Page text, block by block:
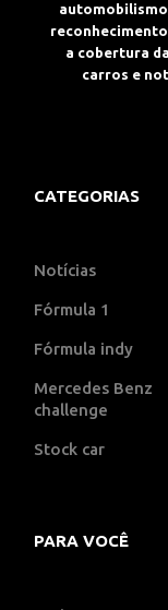
automobilismo
a cobertura
carros e
CATEGORIAS
Notícias
Fórmula 1
Fórmula indy
Mercedes Benz
challenge
Stock car
PARA VOCÊ